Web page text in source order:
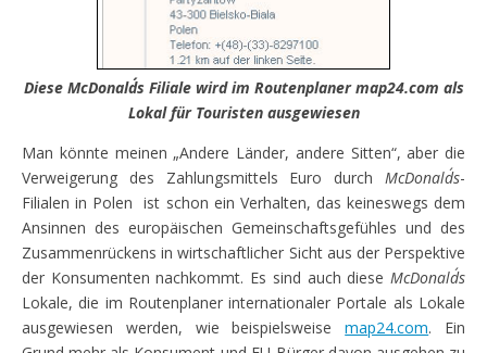
Diese McDonald´s Filiale wird im Routenplaner map24.com als
Lokal für Touristen ausgewiesen
Man könnte meinen „Andere Länder, andere Sitten“, aber die
Verweigerung des Zahlungsmittels Euro durch McDonald´s-
Filialen in Polen ist schon ein Verhalten, das keineswegs dem
Ansinnen des europäischen Gemeinschaftsgefühles und des
Zusammenrückens in wirtschaftlicher Sicht aus der Perspektive
der Konsumenten nachkommt. Es sind auch diese McDonald´s
Lokale, die im Routenplaner internationaler Portale als Lokale
ausgewiesen werden, wie beispielsweisemap24.com. Ein